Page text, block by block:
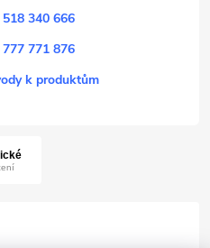
340 666
771 876
k produktům